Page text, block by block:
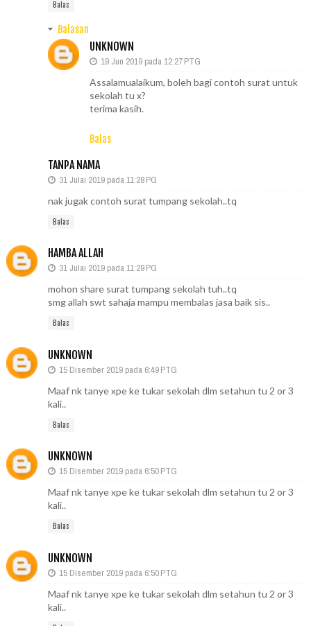
Balas
Balasan
UNKNOWN
19 Jun 2019 pada 12:27 PTG
Assalamualaikum, boleh bagi contoh surat untuk
sekolah tu x?
terima kasih.
Balas
TANPA NAMA
31 Julai 2019 pada 11:28 PG
nak jugak contoh surat tumpang sekolah..tq
Balas
HAMBA ALLAH
31 Julai 2019 pada 11:29 PG
mohon share surat tumpang sekolah tuh..tq
smg allah swt sahaja mampu membalas jasa baik sis..
Balas
UNKNOWN
15 Disember 2019 pada 6:49 PTG
Maaf nk tanye xpe ke tukar sekolah dlm setahun tu 2 or 3
kali..
Balas
UNKNOWN
15 Disember 2019 pada 6:50 PTG
Maaf nk tanye xpe ke tukar sekolah dlm setahun tu 2 or 3
kali..
Balas
UNKNOWN
15 Disember 2019 pada 6:50 PTG
Maaf nk tanye xpe ke tukar sekolah dlm setahun tu 2 or 3
kali..